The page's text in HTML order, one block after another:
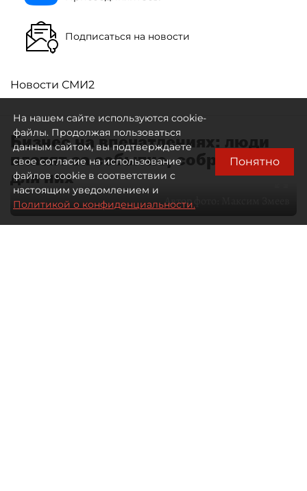
Подписаться на новости
Новости СМИ2
Бизнес на впечатлениях: люди
платят за событие, собранное
для них
Автор фото:
На нашем сайте используются cookie-
файлы. Продолжая пользоваться
данным сайтом, вы подтверждаете
свое согласие на использование
файлов cookie в соответствии с
настоящим уведомлением и
Политикой о конфиденциальности.
Понятно